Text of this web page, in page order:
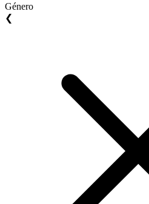
Género
❮